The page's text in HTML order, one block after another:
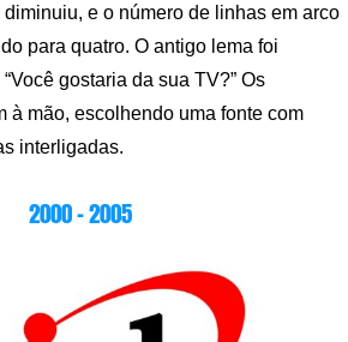
diminuiu, e o número de linhas em arco
para quatro. O antigo lema foi
gostaria da sua TV?” Os
à mão, escolhendo uma fonte com
interligadas.
2000 – 2005